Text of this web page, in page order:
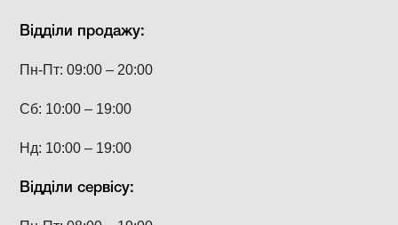
Відділи продажу:
Пн-Пт: 09:00 – 20:00
Сб: 10:00 – 19:00
Нд: 10:00 – 19:00
Відділи сервісу: